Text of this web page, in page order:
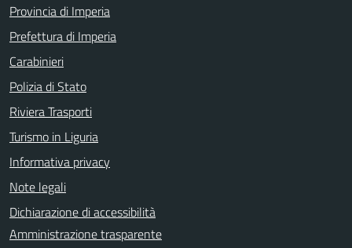
Provincia di Imperia
Prefettura di Imperia
Carabinieri
Polizia di Stato
Riviera Trasporti
Turismo in Liguria
Informativa privacy
Note legali
Dichiarazione di accessibilità
Amministrazione trasparente